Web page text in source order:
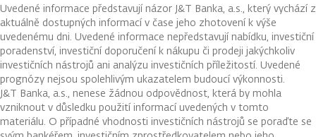
Uvedené informace představují názor J&T Banka, a.s., který vychází z
aktuálně dostupných informací v čase jeho zhotovení k výše
uvedenému dni. Uvedené informace nepředstavují nabídku, investiční
poradenství, investiční doporučení k nákupu či prodeji jakýchkoliv
investičních nástrojů ani analýzu investičních příležitostí. Uvedené
prognózy nejsou spolehlivým ukazatelem budoucí výkonnosti.
J&T Banka, a.s., nenese žádnou odpovědnost, která by mohla
vzniknout v důsledku použití informací uvedených v tomto
materiálu. O případné vhodnosti investičních nástrojů se poraďte se